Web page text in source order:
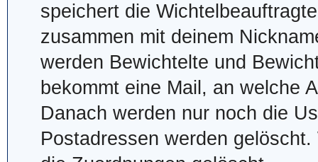
speichert die
zusammen mit deinem
werden Bewichtelte und
bekommt eine Mail, an welche
Danach werden nur noch die
Postadressen werden